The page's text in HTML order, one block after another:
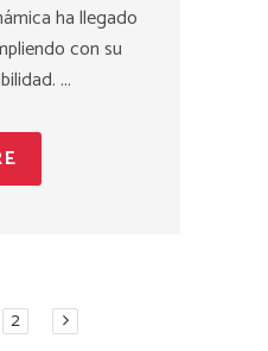
ha llegado
con su
...
2